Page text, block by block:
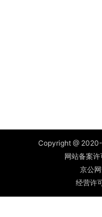
Copyright @
网站备案许
京公网
经营许